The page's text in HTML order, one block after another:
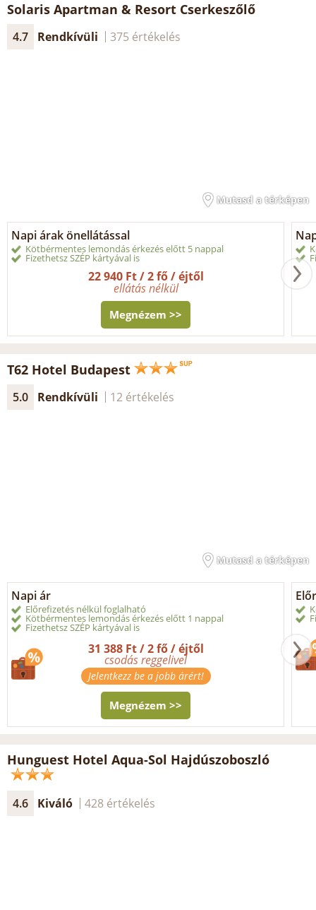
Solaris Apartman & Resort Cserkeszőlő
4.7 Rendkívüli 375 értékelés
Mutasd a térképen
Napi árak önellátással
Kötbérmentes lemondás érkezés előtt 5 nappal
Fizethetsz SZÉP kártyával is
22 940 Ft / 2 fő / éjtől
ellátás nélkül
Megnézem >>
T62 Hotel Budapest
5.0 Rendkívüli 12 értékelés
Mutasd a térképen
Napi ár
Előrefizetés nélkül foglalható
Kötbérmentes lemondás érkezés előtt 1 nappal
Fizethetsz SZÉP kártyával is
31 388 Ft / 2 fő / éjtől
csodás reggelivel
Jelentkezz be a jobb árért!
Megnézem >>
Hunguest Hotel Aqua-Sol Hajdúszoboszló
4.6 Kiváló 428 értékelés